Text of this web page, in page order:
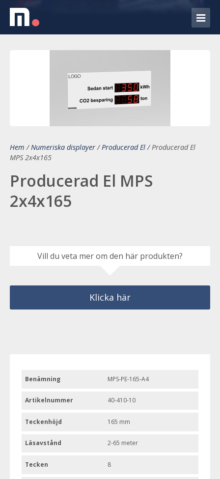
Hem /Numeriska displayer/Producerad El/Producerad El
MPS 2x4x165
Producerad El MPS
2x4x165
Vill du veta mer om den här produkten?
Klicka här
Benämning MPS-PE-165-A4
Artikelnummer 40-410-10
Teckenhöjd 165 mm
Läsavstånd 2-65 meter
Tecken 8